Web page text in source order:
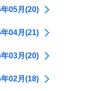
05月(20)
04月(21)
03月(20)
02月(18)